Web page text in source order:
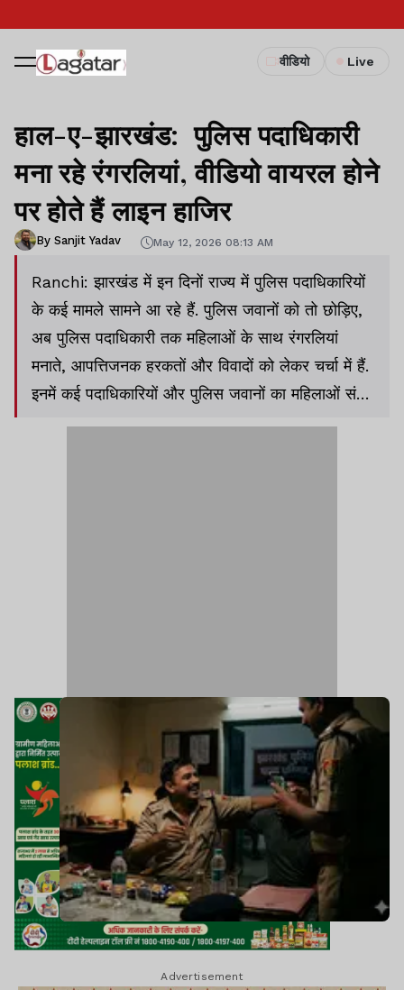
वीडियो Live
हाल-ए-झारखंड: पुलिस पदाधिकारी
मना रहे रंगरलियां, वीडियो वायरल होने
पर होते हैं लाइन हाजिर
By Sanjit Yadav May 12, 2026 08:13 AM
Ranchi: झारखंड में इन दिनों राज्य में पुलिस पदाधिकारियों
के कई मामले सामने आ रहे हैं. पुलिस जवानों को तो छोड़िए,
अब पुलिस पदाधिकारी तक महिलाओं के साथ रंगरलियां
मनाते, आपत्तिजनक हरकतों और विवादों को लेकर चर्चा में हैं.
इनमें कई पदाधिकारियों और पुलिस जवानों का महिलाओं संग
Advertisement